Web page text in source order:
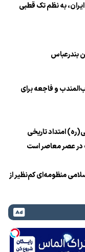
به نظم تک قطبی
بندرعباس
و فاجعه برای
امتداد تاریخی
در عصر معاصر است
منظومه‌ای کم‌نظیر از